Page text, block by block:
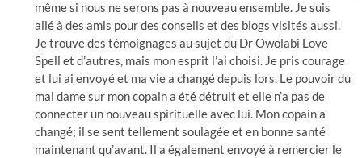
même si nous ne serons pas à nouveau ensemble. Je suis
allé à des amis pour des conseils et des blogs visités aussi.
Je trouve des témoignages au sujet du Dr Owolabi Love
Spell et d’autres, mais mon esprit l’ai choisi. Je pris courage
et lui ai envoyé et ma vie a changé depuis lors. Le pouvoir du
mal dame sur mon copain a été détruit et elle n’a pas de
connecter un nouveau spirituelle avec lui. Mon copain a
changé; il se sent tellement soulagée et en bonne santé
maintenant qu’avant. Il a également envoyé à remercier le